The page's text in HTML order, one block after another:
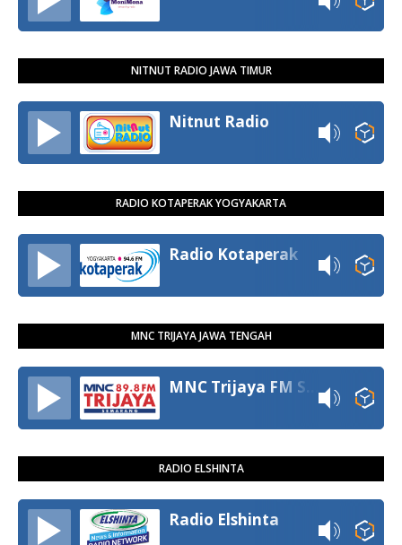
NITNUT RADIO JAWA TIMUR
Nitnut Radio
RADIO KOTAPERAK YOGYAKARTA
Radio Kotaperak
MNC TRIJAYA JAWA TENGAH
RADIO ELSHINTA
Radio Elshinta